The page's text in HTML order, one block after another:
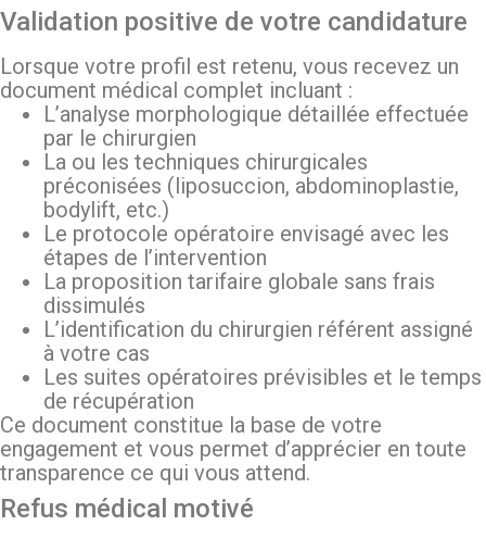
Validation positive de votre candidature
Lorsque votre profil est retenu, vous recevez un
document médical complet incluant :
L’analyse morphologique détaillée effectuée
par le chirurgien
La ou les techniques chirurgicales
préconisées (liposuccion, abdominoplastie,
bodylift, etc.)
Le protocole opératoire envisagé avec les
étapes de l’intervention
La proposition tarifaire globale sans frais
dissimulés
L’identification du chirurgien référent assigné
à votre cas
Les suites opératoires prévisibles et le temps
de récupération
Ce document constitue la base de votre
engagement et vous permet d’apprécier en toute
transparence ce qui vous attend.
Refus médical motivé